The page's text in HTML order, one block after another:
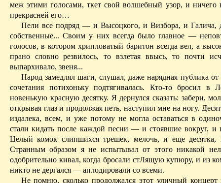
меж этими голосами, ткет свой волшебный узор, и ничего
прекрасней его…
Пели все подряд — и Высоцкого, и Визбора, и Галича,
собственные... Своим у них всегда было глав­ное —
голосов, в котором хрипловатый баритон всегда вел, а
прано словно резвилось, то взлетая ввысь, то почти
выпархи­вало, звеня...
Народ замедлял шаги, слушал, даже нарядная публика
сочета­ния потихоньку подтягивалась. Кто-то бросил в
новень­кую красную десятку. Я дернулся сказать: забери,
открывая глаз и про­должая петь, наступил мне на ногу.
издалека, всем, и уже потому не могла оставаться в
стали кидать после каждой песни — и стоявшие вокруг,
Целый ко­мок слипшихся трешек, мелочь, и еще десятка,
Странным образом я не испытывал от этого никакой
одобрительно ки­вал, когда бросали стЛящую купюру, и из
никто не дергался — аплодировали со всеми.
Не помню, сколько продолжался этот уличный концерт